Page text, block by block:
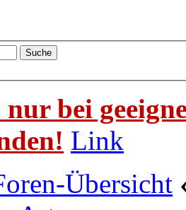
nur bei
Link
Übersicht